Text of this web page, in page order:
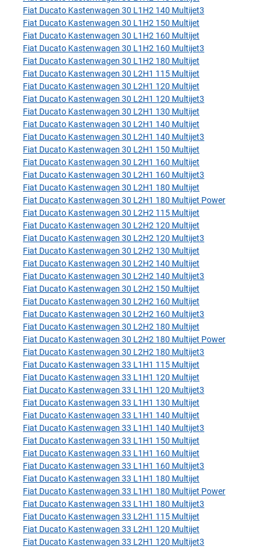
Fiat Ducato Kastenwagen 30 L1H2 140 Multijet3
Fiat Ducato Kastenwagen 30 L1H2 150 Multijet
Fiat Ducato Kastenwagen 30 L1H2 160 Multijet
Fiat Ducato Kastenwagen 30 L1H2 160 Multijet3
Fiat Ducato Kastenwagen 30 L1H2 180 Multijet
Fiat Ducato Kastenwagen 30 L2H1 115 Multijet
Fiat Ducato Kastenwagen 30 L2H1 120 Multijet
Fiat Ducato Kastenwagen 30 L2H1 120 Multijet3
Fiat Ducato Kastenwagen 30 L2H1 130 Multijet
Fiat Ducato Kastenwagen 30 L2H1 140 Multijet
Fiat Ducato Kastenwagen 30 L2H1 140 Multijet3
Fiat Ducato Kastenwagen 30 L2H1 150 Multijet
Fiat Ducato Kastenwagen 30 L2H1 160 Multijet
Fiat Ducato Kastenwagen 30 L2H1 160 Multijet3
Fiat Ducato Kastenwagen 30 L2H1 180 Multijet
Fiat Ducato Kastenwagen 30 L2H1 180 Multijet Power
Fiat Ducato Kastenwagen 30 L2H2 115 Multijet
Fiat Ducato Kastenwagen 30 L2H2 120 Multijet
Fiat Ducato Kastenwagen 30 L2H2 120 Multijet3
Fiat Ducato Kastenwagen 30 L2H2 130 Multijet
Fiat Ducato Kastenwagen 30 L2H2 140 Multijet
Fiat Ducato Kastenwagen 30 L2H2 140 Multijet3
Fiat Ducato Kastenwagen 30 L2H2 150 Multijet
Fiat Ducato Kastenwagen 30 L2H2 160 Multijet
Fiat Ducato Kastenwagen 30 L2H2 160 Multijet3
Fiat Ducato Kastenwagen 30 L2H2 180 Multijet
Fiat Ducato Kastenwagen 30 L2H2 180 Multijet Power
Fiat Ducato Kastenwagen 30 L2H2 180 Multijet3
Fiat Ducato Kastenwagen 33 L1H1 115 Multijet
Fiat Ducato Kastenwagen 33 L1H1 120 Multijet
Fiat Ducato Kastenwagen 33 L1H1 120 Multijet3
Fiat Ducato Kastenwagen 33 L1H1 130 Multijet
Fiat Ducato Kastenwagen 33 L1H1 140 Multijet
Fiat Ducato Kastenwagen 33 L1H1 140 Multijet3
Fiat Ducato Kastenwagen 33 L1H1 150 Multijet
Fiat Ducato Kastenwagen 33 L1H1 160 Multijet
Fiat Ducato Kastenwagen 33 L1H1 160 Multijet3
Fiat Ducato Kastenwagen 33 L1H1 180 Multijet
Fiat Ducato Kastenwagen 33 L1H1 180 Multijet Power
Fiat Ducato Kastenwagen 33 L1H1 180 Multijet3
Fiat Ducato Kastenwagen 33 L2H1 115 Multijet
Fiat Ducato Kastenwagen 33 L2H1 120 Multijet
Fiat Ducato Kastenwagen 33 L2H1 120 Multijet3